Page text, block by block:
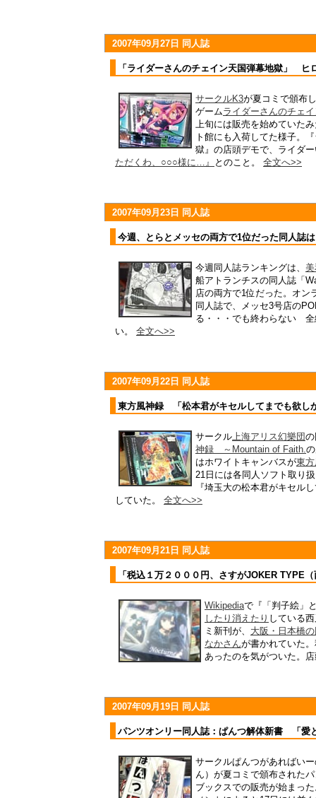
2007年09月27日 同人誌
「ライダーさんのチェイン天国弾幕地獄」 ヒ
サークルK3が夏コミで頒布
ゲームライダーさんのチェ
上旬には販売を始めていた
ト館にも入荷してた様子。
獄』の店頭デモで、ライダ
ただくわ、○○○様に…』
とのこと。 全文へ>>
2007年09月23日 同人誌
今週、とらとメッセの両方で1位だった同人誌
今週同人誌ランキングは、
船アトランチスの同人誌「
店の両方で1位だった。オン
同人誌で、メッセ3号店の
る・・・でも終わらない 全
い。 全文へ>>
2007年09月22日 同人誌
東方風神録 「松本君がキセルしてまでも欲し
サークル上海アリス幻樂団
神録 ～Mountain of Faith.
はホワイトキャンバスが東
21日には各同人ソフト取り
『埼玉大の松本君がキセル
していた。 全文へ>>
2007年09月21日 同人誌
「税込１万２０００円、さすがJOKER TYPE
Wikipediaで『「判子絵」
したり消えたり している
ミ新刊が、 大阪・日本橋
なかさんが書かれていた
あったのを気がついた。
2007年09月19日 同人誌
パンツオンリー同人誌：ぱんつ解体新書 「愛
サークルぱんつがあればい
ん）が夏コミで頒布された
ブックスでの販売が始まっ